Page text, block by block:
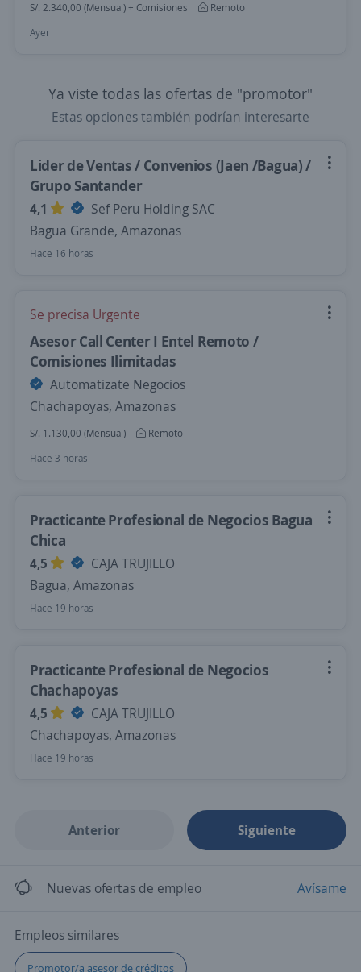
S/. 2.340,00 (Mensual) + Comisiones
Remoto
Ayer
Ya viste todas las ofertas de "promotor"
Estas opciones también podrían interesarte
Lider de Ventas / Convenios (Jaen /Bagua) /
Grupo Santander
4,1
Sef Peru Holding SAC
Bagua Grande, Amazonas
Hace 16 horas
Se precisa Urgente
Asesor Call Center I Entel Remoto /
Comisiones Ilimitadas
Automatizate Negocios
Chachapoyas, Amazonas
S/. 1.130,00 (Mensual)
Remoto
Hace 3 horas
Practicante Profesional de Negocios Bagua
Chica
4,5
CAJA TRUJILLO
Bagua, Amazonas
Hace 19 horas
Practicante Profesional de Negocios
Chachapoyas
4,5
CAJA TRUJILLO
Chachapoyas, Amazonas
Hace 19 horas
Anterior Siguiente
Nuevas ofertas de empleo Avísame
Empleos similares
Promotor/a asesor de créditos